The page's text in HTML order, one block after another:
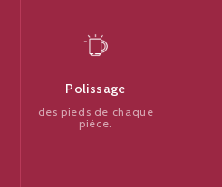
Polissage
des pieds de chaque
pièce.